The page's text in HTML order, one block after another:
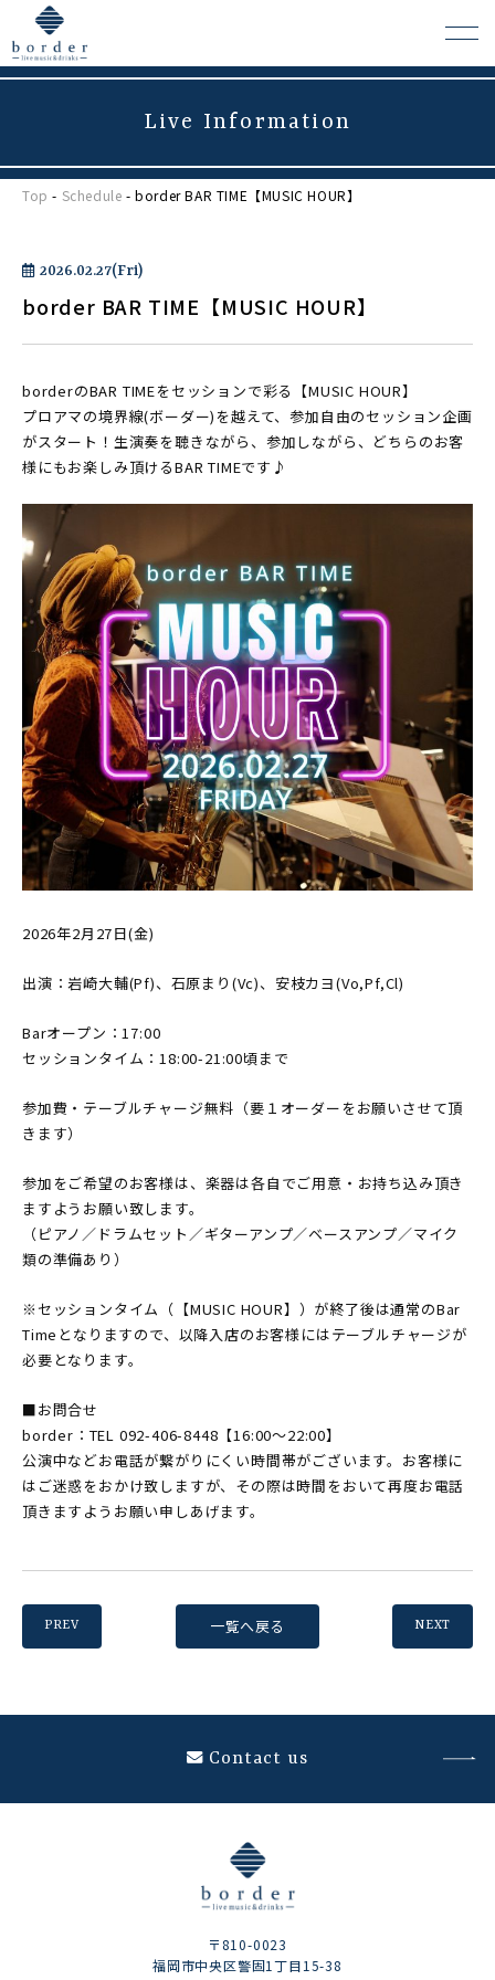
よくある質問
Live Information
Top - Schedule - border BAR TIME【MUSIC HOUR】
2026.02.27(Fri)
border BAR TIME【MUSIC HOUR】
borderのBAR TIMEをセッションで彩る【MUSIC HOUR】
プロアマの境界線(ボーダー)を越えて、参加自由のセッション企画
がスタート！生演奏を聴きながら、参加しながら、どちらのお客
様にもお楽しみ頂けるBAR TIMEです♪
2026年2月27日(金)
出演：岩崎大輔(Pf)、石原まり(Vc)、安枝カヨ(Vo,Pf,Cl)
Barオープン：17:00
セッションタイム：18:00-21:00頃まで
参加費・テーブルチャージ無料（要１オーダーをお願いさせて頂
きます）
参加をご希望のお客様は、楽器は各自でご用意・お持ち込み頂き
ますようお願い致します。
（ピアノ／ドラムセット／ギターアンプ／ベースアンプ／マイク
類の準備あり）
※セッションタイム（【MUSIC HOUR】）が終了後は通常のBar
Timeとなりますので、以降入店のお客様にはテーブルチャージが
必要となります。
■お問合せ
border：TEL 092-406-8448【16:00〜22:00】
公演中などお電話が繋がりにくい時間帯がございます。お客様に
はご迷惑をおかけ致しますが、その際は時間をおいて再度お電話
頂きますようお願い申しあげます。
一覧へ戻る
PREV NEXT
Contact us
〒810-0023
福岡市中央区警固1丁目15-38